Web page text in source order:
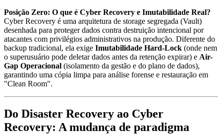
Posição Zero: O que é Cyber Recovery e Imutabilidade Real?
Cyber Recovery é uma arquitetura de storage segregada (Vault)
desenhada para proteger dados contra destruição intencional por
atacantes com privilégios administrativos na produção. Diferente do
backup tradicional, ela exige Imutabilidade Hard-Lock (onde nem
o superusuário pode deletar dados antes da retenção expirar) e Air-
Gap Operacional (isolamento da gestão e do plano de dados),
garantindo uma cópia limpa para análise forense e restauração em
"Clean Room".
Do Disaster Recovery ao Cyber
Recovery: A mudança de paradigma